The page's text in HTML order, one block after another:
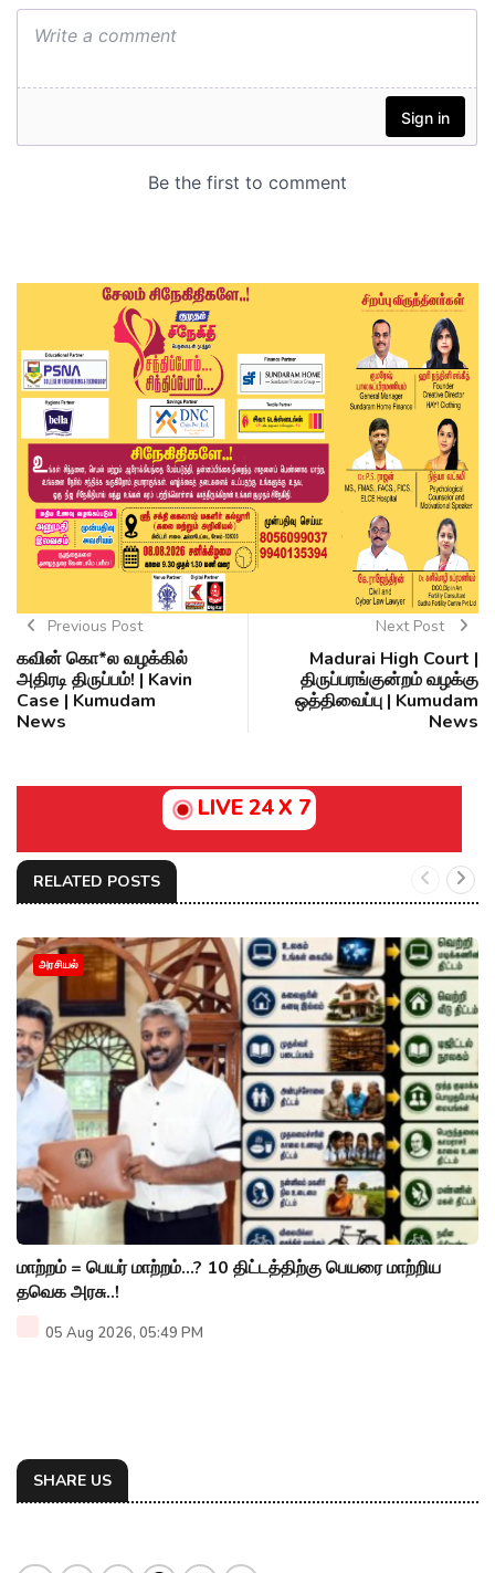
Previous Post
கவின் கொ*ல வழக்கில்
அதிரடி திருப்பம்! | Kavin
Case | Kumudam
News
Next Post
Madurai High Court |
திருப்பரங்குன்றம் வழக்கு
ஒத்திவைப்பு | Kumudam
News
LIVE 24 X 7
RELATED POSTS
அரசியல்
மாற்றம் = பெயர் மாற்றம்…? 10 திட்டத்திற்கு பெயரை மாற்றிய
தவெக அரசு..!
05 Aug 2026, 05:49 PM
SHARE US